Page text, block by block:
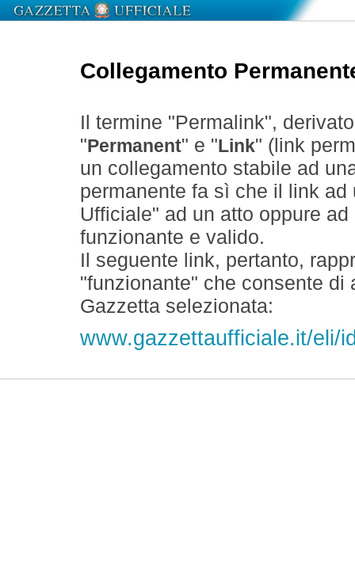
Collegamento
Il termine "Permalink",
" Permanent" e " Link" (link
un collegamento stabile ad
permanente fa sì che il link
Ufficiale" ad un atto oppure
funzionante e valido.
Il seguente link, pertanto,
"funzionante" che consente
Gazzetta selezionata:
www.gazzettaufficiale.it/eli/